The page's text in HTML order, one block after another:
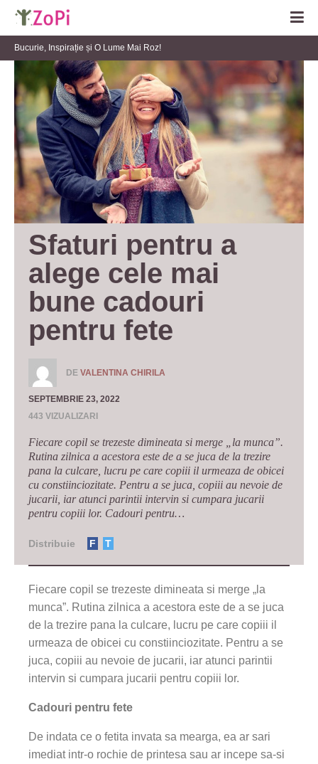
Bucurie, Inspirație și O Lume Mai Roz!
Sfaturi pentru a
alege cele mai
bune cadouri
pentru fete
DE VALENTINA CHIRILA
SEPTEMBRIE 23, 2022
443 VIZUALIZARI
Fiecare copil se trezeste dimineata si merge „la munca”.
Rutina zilnica a acestora este de a se juca de la trezire
pana la culcare, lucru pe care copiii il urmeaza de obicei
cu constiinciozitate. Pentru a se juca, copiii au nevoie de
jucarii, iar atunci parintii intervin si cumpara jucarii
pentru copiii lor. Cadouri pentru…
Distribuie F T
Fiecare copil se trezeste dimineata si merge „la
munca”. Rutina zilnica a acestora este de a se juca
de la trezire pana la culcare, lucru pe care copiii il
urmeaza de obicei cu constiinciozitate. Pentru a se
juca, copiii au nevoie de jucarii, iar atunci parintii
intervin si cumpara jucarii pentru copiii lor.
Cadouri pentru fete
De indata ce o fetita invata sa mearga, ea ar sari
imediat intr-o rochie de printesa sau ar incepe sa-si